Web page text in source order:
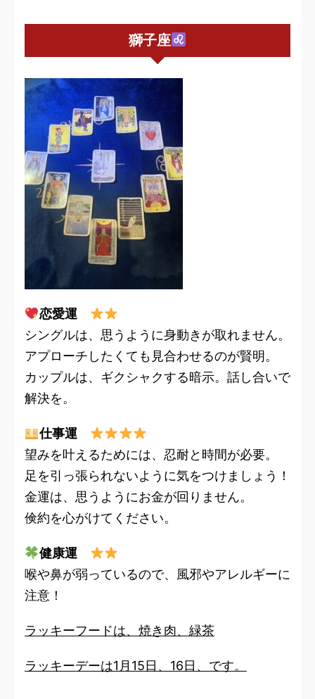
獅子座
恋愛運
シングルは、思うように身動きが取れません。
アプローチしたくても見合わせるのが賢明。
カップルは、ギクシャクする暗示。話し合いで
解決を。
仕事運
望みを叶えるためには、忍耐と時間が必要。
足を引っ張られないように気をつけましょう！
金運は、思うようにお金が回りません。
倹約を心がけてください。
健康運
喉や鼻が弱っているので、風邪やアレルギーに
注意！
ラッキーフードは、焼き肉、緑茶
ラッキーデーは1月15日、16日、です。